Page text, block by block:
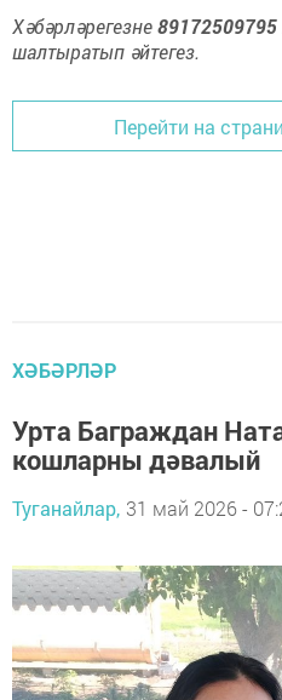
Хәбәрләрегезне89172509795
шалтыратып әйтегез.
Перейти на
ХӘБӘРЛӘР
Урта Баграждан
кошларны дәвалый
Туганайлар, 31 май 2026 -